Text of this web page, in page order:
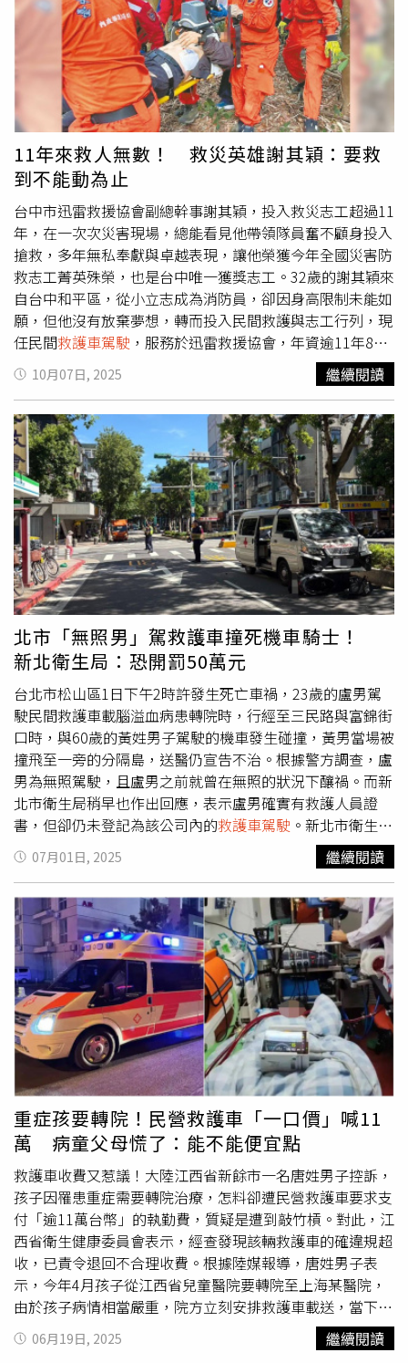
55歲康姓病患則由同公司派遣另一輛救護車，繼續將病患送
往北投榮總救治。大安分局呼籲，駕駛人上路時應隨時注意
周遭路況，建立防禦駕駛觀念；另遇有工程車、救護車等特
殊車輛優先禮讓通行。民間救護車先是與賓士車發生擦撞
後，隨即再波及後方遊覽車。（圖／翻攝畫面）
11年來救人無數！ 救災英雄謝其穎：要救
到不能動為止
台中市迅雷救援協會副總幹事謝其穎，投入救災志工超過11
年，在一次次災害現場，總能看見他帶領隊員奮不顧身投入
搶救，多年無私奉獻與卓越表現，讓他榮獲今年全國災害防
救志工菁英殊榮，也是台中唯一獲獎志工。32歲的謝其穎來
自台中和平區，從小立志成為消防員，卻因身高限制未能如
願，但他沒有放棄夢想，轉而投入民間救護與志工行列，現
任民間救護車駕駛 ，服務於迅雷救援協會，年資逾11年8個
月、累積協勤705小時，是協會中年輕卻經驗豐富的一員。
多年來，他多次率隊投入重大災害現場，包括2016年維冠
大樓倒塌，前往救出多名生還者；2020年台8線谷關臨便道
坍方，他帶隊在山區堅守41天；2023年台中市中區百年老
宅倒塌，與特搜隊合作找到3名受困者。他回憶，維冠大樓
倒塌後上百人受困，他與隊員通宵搶救，從瓦礫堆中救出多
名生還者，還找到一名小孩，那一刻大家都紅了眼眶；中區
成功路救援也讓他印象深刻，當時無法使用重機具，他們與
特搜隊徒手搬運土石，一鏟一鏟挖出通道，才順利救出3名
工人。謝其穎不僅實戰經驗豐富，也陸續取得中級救護技術
員、急流救生人員資格及動力小船駕駛執照，並推動空拍機
科技救災，協助消防局掌握災情、降低火警發生率。平時也
投入CPR宣導、馬拉松及跨年晚會等公益任務，多年來屢獲
市府及消防署表揚，迅雷救援協會更連年在「災害防救團體
評核」中榮獲特優。謝其穎謙虛說，受助者一句「謝謝」就
是最大的鼓勵，獲獎肯定代表他一直在做對的事，也期許自
己「要救援到不能動為止」。
10月07日, 2025 繼續閱讀
北市「無照男」駕救護車撞死機車騎士！
新北衛生局：恐開罰50萬元
台北市松山區1日下午2時許發生死亡車禍，23歲的盧男駕
駛民間救護車載腦溢血病患轉院時，行經至三民路與富錦街
口時，與60歲的黃姓男子駕駛的機車發生碰撞，黃男當場被
撞飛至一旁的分隔島，送醫仍宣告不治。根據警方調查，盧
男為無照駕駛，且盧男之前就曾在無照的狀況下釀禍。而新
北市衛生局稍早也作出回應，表示盧男確實有救護人員證
書，但卻仍未登記為該公司內的救護車駕駛 。新北市衛生局
解釋，本市民間救護車公司設立需向本局提出申請，並檢附
負責人、救護人員（EMT）證照與身分文件，以及救護車駕
駛的職業駕照等資料。取得設立許可後，本局每年會定期查
核人員與車輛配置情況，並不定期抽查救護車執行勤務狀
況，確認是否符合人員配置與設備規範。而涉及本案的救護
車公司經核准設立於113年6月，肇事盧男領有EMT證書，
且也確實已登記為該公司救護人員，但經查以後，卻發現該
名盧男並沒有登記為該公司的救護車駕駛。對此，新北市衛
生局鄭重表示，依照「救護車及救護車營業機構設置設立許
可管理辦法」第7條之規定，救護車駕駛人應持有職業駕駛
執照。如違反，將根據緊急醫療救護法第41條之規定，最高
可處新臺幣50萬元罰鍰，情節重大者，則將會廢止救護車營
業機構設立許可。
07月01日, 2025 繼續閱讀
重症孩要轉院！民營救護車「一口價」喊11
萬 病童父母慌了：能不能便宜點
救護車收費又惹議！大陸江西省新餘市一名唐姓男子控訴，
孩子因罹患重症需要轉院治療，怎料卻遭民營救護車要求支
付「逾11萬台幣」的執勤費，質疑是遭到敲竹槓。對此，江
西省衛生健康委員會表示，經查發現該輛救護車的確違規超
收，已責令退回不合理收費。根據陸媒報導，唐姓男子表
示，今年4月孩子從江西省兒童醫院要轉院至上海某醫院，
由於孩子病情相當嚴重，院方立刻安排救護車載送，當下2
名司機得知目的地及路程中所需的醫療設備後，便向他們開
價2.8萬元人民幣（約台幣11.5萬元），孩子母親一聽，立
06月19日, 2025 繼續閱讀